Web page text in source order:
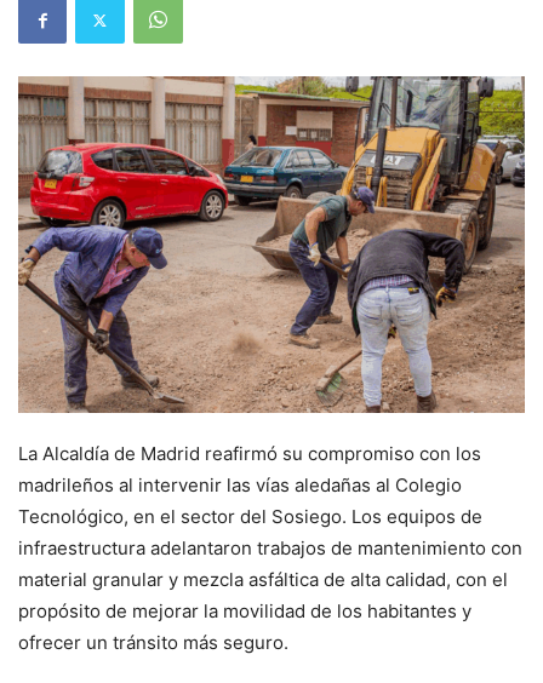
La Alcaldía de Madrid reafirmó su compromiso con los
madrileños al intervenir las vías aledañas al Colegio
Tecnológico, en el sector del Sosiego. Los equipos de
infraestructura adelantaron trabajos de mantenimiento con
material granular y mezcla asfáltica de alta calidad, con el
propósito de mejorar la movilidad de los habitantes y
ofrecer un tránsito más seguro.